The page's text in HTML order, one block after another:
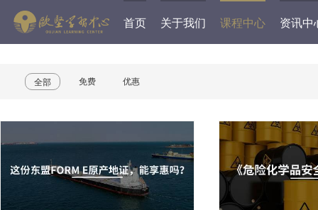
首页 关于我们 课程中心 资讯中
全部 免费 优惠